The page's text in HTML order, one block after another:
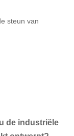
steun van
de industriële